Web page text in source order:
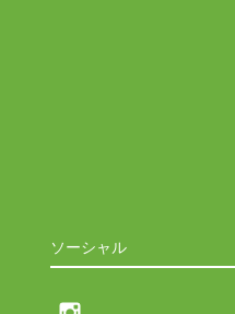
ソーシャル